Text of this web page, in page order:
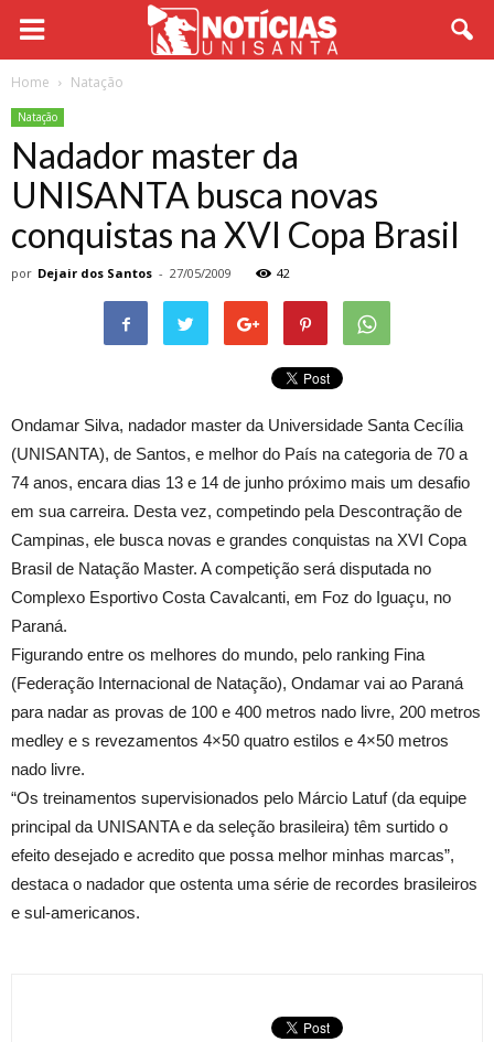
Home Natação
Natação
Nadador master da
UNISANTA busca novas
conquistas na XVI Copa Brasil
por Dejair dos Santos - 27/05/2009 42
Ondamar Silva, nadador master da Universidade Santa Cecília
(UNISANTA), de Santos, e melhor do País na categoria de 70 a
74 anos, encara dias 13 e 14 de junho próximo mais um desafio
em sua carreira. Desta vez, competindo pela Descontração de
Campinas, ele busca novas e grandes conquistas na XVI Copa
Brasil de Natação Master. A competição será disputada no
Complexo Esportivo Costa Cavalcanti, em Foz do Iguaçu, no
Paraná.
Figurando entre os melhores do mundo, pelo ranking Fina
(Federação Internacional de Natação), Ondamar vai ao Paraná
para nadar as provas de 100 e 400 metros nado livre, 200 metros
medley e s revezamentos 4×50 quatro estilos e 4×50 metros
nado livre.
“Os treinamentos supervisionados pelo Márcio Latuf (da equipe
principal da UNISANTA e da seleção brasileira) têm surtido o
efeito desejado e acredito que possa melhor minhas marcas”,
destaca o nadador que ostenta uma série de recordes brasileiros
e sul-americanos.